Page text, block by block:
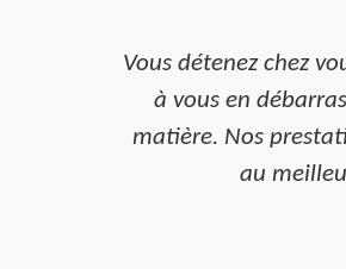
Vous détenez chez
à vous en
matière. Nos
au